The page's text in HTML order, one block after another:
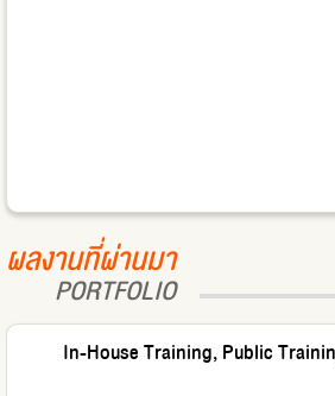
ผลงานที่ผ่านมา
PORTFOLIO
In-House Training, Public